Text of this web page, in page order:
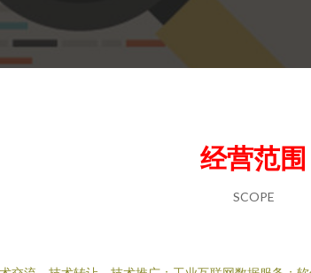
经营范围
SCOPE